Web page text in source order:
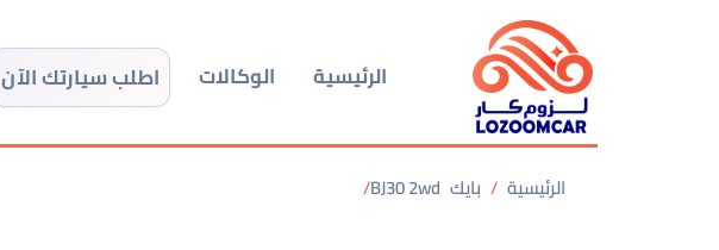
الرئيسية الوكالات اطلب سيارتك الآن
الرئيسية بايك BJ30 2wd